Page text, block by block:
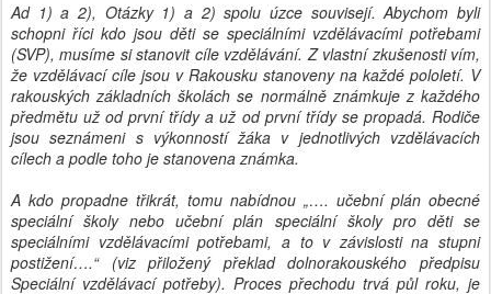
Ad 1) a 2), Otázky 1) a 2) spolu úzce souvisejí. Abychom byli
schopni říci kdo jsou děti se speciálními vzdělávacími potřebami
(SVP), musíme si stanovit cíle vzdělávání. Z vlastní zkušenosti vím,
že vzdělávací cíle jsou v Rakousku stanoveny na každé pololetí. V
rakouských základních školách se normálně známkuje z každého
předmětu už od první třídy a už od první třídy se propadá. Rodiče
jsou seznámeni s výkonností žáka v jednotlivých vzdělávacích
cílech a podle toho je stanovena známka.
A kdo propadne třikrát, tomu nabídnou „…. učební plán obecné
speciální školy nebo učební plán speciální školy pro děti se
speciálními vzdělávacími potřebami, a to v závislosti na stupni
postižení….“ (viz přiložený překlad dolnorakouského předpisu
Speciální vzdělávací potřeby). Proces přechodu trvá půl roku, je